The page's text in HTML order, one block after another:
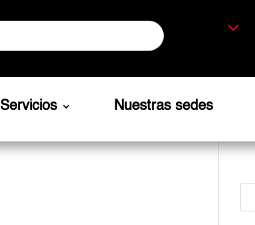
3
Servicios Nuestras sedes